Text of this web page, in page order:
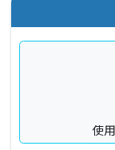
右邊區域內容
使